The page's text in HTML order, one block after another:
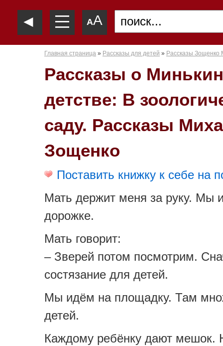
◄ —
—
— AA
Главная страница » Рассказы для детей » Рассказы Зощенко
Рассказы о
детстве: В
саду. Рассказы
Зощенко
Поставить книжку к себе на
Мать держит меня за руку. Мы
дорожке.
Мать говорит:
– Зверей потом посмотрим.
состязание для детей.
Мы идём на площадку. Там
детей.
Каждому ребёнку дают мешок.